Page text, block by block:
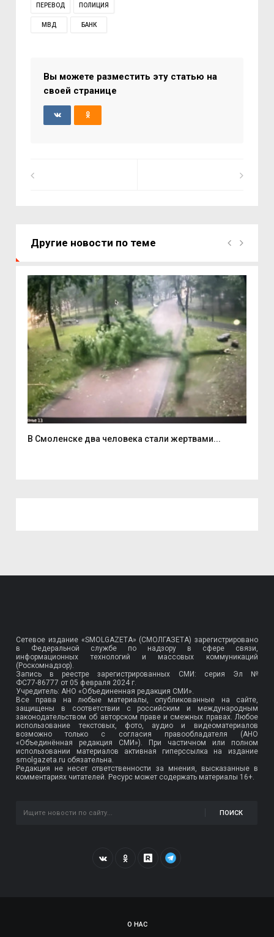
ПЕРЕВОД ПОЛИЦИЯ
МВД БАНК
Вы можете разместить эту статью на
своей странице
Другие новости по теме
В Смоленске два человека стали жертвами...
Сетевое издание «SMOLGAZETA» (СМОЛГАЗЕТА) зарегистрировано
в Федеральной службе по надзору в сфере связи,
информационных технологий и массовых коммуникаций
(Роскомнадзор).
Запись в реестре зарегистрированных СМИ: серия Эл №
ФС77-86777 от 05 февраля 2024 г.
Учредитель: АНО «Объединенная редакция СМИ».
Все права на любые материалы, опубликованные на сайте,
защищены в соответствии с российским и международным
законодательством об авторском праве и смежных правах. Любое
использование текстовых, фото, аудио и видеоматериалов
возможно только с согласия правообладателя (АНО
«Объединённая редакция СМИ»). При частичном или полном
использовании материалов активная гиперссылка на издание
smolgazeta.ru обязательна.
Редакция не несет ответственности за мнения, высказанные в
комментариях читателей. Ресурс может содержать материалы 16+.
ПОИСК
О НАС